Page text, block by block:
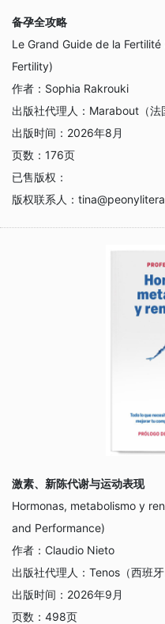
备孕全攻略
Le Grand Guide de la
Fertility)
作者： Sophia Rakrouki
出版社代理人： Marabout（法
出版时间： 2026年8月
页数： 176页
已售版权：
版权联系人：
激素、新陈代谢与运动表现
Hormonas, metabolismo y
and Performance)
作者： Claudio Nieto
出版社代理人： Tenos（西班牙
出版时间： 2026年9月
页数： 498页